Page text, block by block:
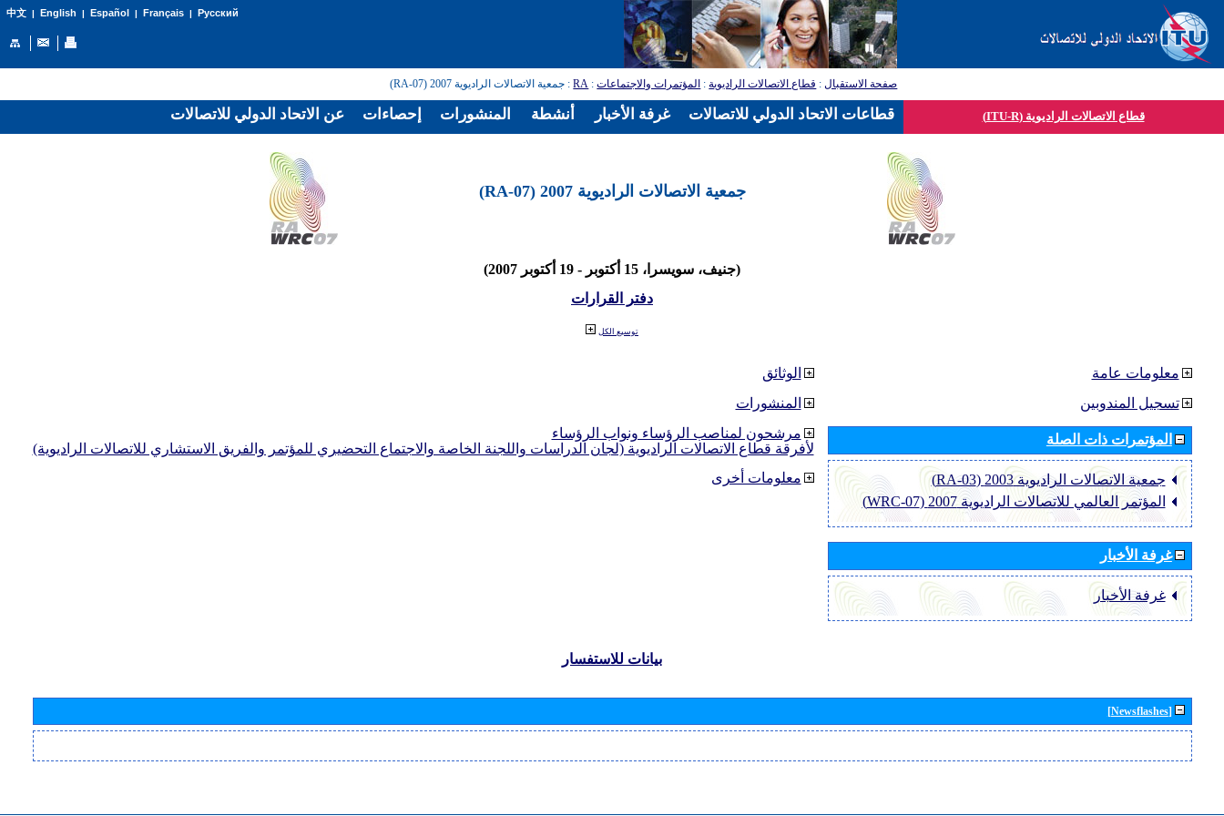
中文| English | Español | Français| Русский
صفحة الاستقبال: قطاع الاتصالات الراديوية: المؤتمرات والاجتماعات:
RA: جمعية الاتصالات الراديوية 2007 (RA-07)
قطاع الاتصالات الراديوية (ITU-R)
جمعية الاتصالات الراديوية 2007 (RA-07)
(جنيف، سويسرا، 15 أكتوبر - 19 أكتوبر 2007)
دفتر القرارات
توسيع الكل
الوثائق
المنشورات
مرشحون لمناصب الرؤساء ونواب الرؤساء
لأفرقة قطاع الاتصالات الراديوية (لجان الدراسات واللجنة الخاصة والاجتماع التحضيري للمؤتمر والفريق الاستشاري للاتصالات الراديوية)
معلومات أخرى
معلومات عامة
تسجيل المندوبين
المؤتمرات ذات الصلة
جمعية الاتصالات الراديوية 2003 (RA-03)
المؤتمر العالمي للاتصالات الراديوية 2007 (WRC-07)
غرفة الأخبار
غرفة الأخبار
بيانات للاستفسار
[Newsflashes]
عن الاتحاد الدولي للاتصالات إحصاءات المنشورات أنشطة غرفة الأخبار قطاعات الاتحاد الدولي للاتصالات